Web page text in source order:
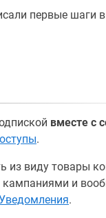
первые шаги
вместе с
.
из виду товары
и
.